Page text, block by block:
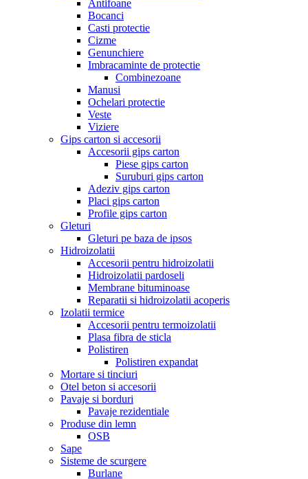
Antifoane
Bocanci
Casti protectie
Cizme
Genunchiere
Imbracaminte de protectie
Combinezoane
Manusi
Ochelari protectie
Veste
Viziere
Gips carton si accesorii
Accesorii gips carton
Piese gips carton
Suruburi gips carton
Adeziv gips carton
Placi gips carton
Profile gips carton
Gleturi
Gleturi pe baza de ipsos
Hidroizolatii
Accesorii pentru hidroizolatii
Hidroizolatii pardoseli
Membrane bituminoase
Reparatii si hidroizolatii acoperis
Izolatii termice
Accesorii pentru termoizolatii
Plasa fibra de sticla
Polistiren
Polistiren expandat
Mortare si tinciuri
Otel beton si accesorii
Pavaje si borduri
Pavaje rezidentiale
Produse din lemn
OSB
Sape
Sisteme de scurgere
Burlane